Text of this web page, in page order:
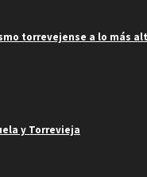
torrevejense a lo más
y Torrevieja